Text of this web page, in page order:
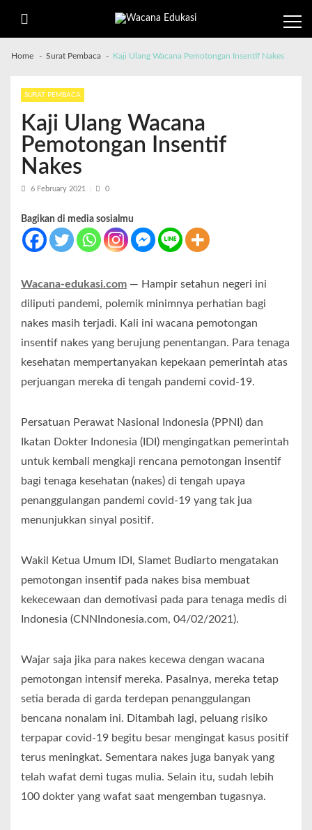
Home Surat Pembaca Kaji Ulang Wacana Pemotongan Insentif Nakes
SURAT PEMBACA
Kaji Ulang Wacana
Pemotongan Insentif
Nakes
6 February 2021 0
Bagikan di media sosialmu
Wacana-edukasi.com — Hampir setahun negeri ini
diliputi pandemi, polemik minimnya perhatian bagi
nakes masih terjadi. Kali ini wacana pemotongan
insentif nakes yang berujung penentangan. Para tenaga
kesehatan mempertanyakan kepekaan pemerintah atas
perjuangan mereka di tengah pandemi covid-19.
Persatuan Perawat Nasional Indonesia (PPNI) dan
Ikatan Dokter Indonesia (IDI) mengingatkan pemerintah
untuk kembali mengkaji rencana pemotongan insentif
bagi tenaga kesehatan (nakes) di tengah upaya
penanggulangan pandemi covid-19 yang tak jua
menunjukkan sinyal positif.
Wakil Ketua Umum IDI, Slamet Budiarto mengatakan
pemotongan insentif pada nakes bisa membuat
kekecewaan dan demotivasi pada para tenaga medis di
Indonesia (CNNIndonesia.com, 04/02/2021).
Wajar saja jika para nakes kecewa dengan wacana
pemotongan intensif mereka. Pasalnya, mereka tetap
setia berada di garda terdepan penanggulangan
bencana nonalam ini. Ditambah lagi, peluang risiko
terpapar covid-19 begitu besar mengingat kasus positif
terus meningkat. Sementara nakes juga banyak yang
telah wafat demi tugas mulia. Selain itu, sudah lebih
100 dokter yang wafat saat mengemban tugasnya.